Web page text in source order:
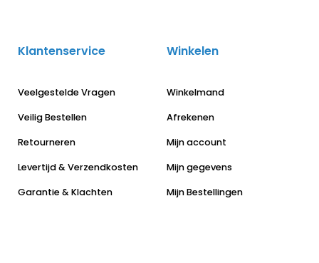
Klantenservice
Veelgestelde Vragen
Veilig Bestellen
Retourneren
Levertijd & Verzendkosten
Garantie & Klachten
Winkelen
Winkelmand
Afrekenen
Mijn account
Mijn gegevens
Mijn Bestellingen